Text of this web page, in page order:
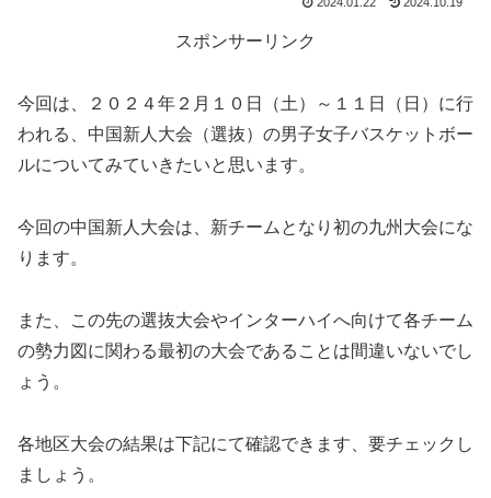
スポンサーリンク
今回は、２０２４年２月１０日（土）～１１日（日）に行
われる、中国新人大会（選抜）の男子女子バスケットボー
ルについてみていきたいと思います。
今回の中国新人大会は、新チームとなり初の九州大会にな
ります。
また、この先の選抜大会やインターハイへ向けて各チーム
の勢力図に関わる最初の大会であることは間違いないでし
ょう。
各地区大会の結果は下記にて確認できます、要チェックし
ましょう。